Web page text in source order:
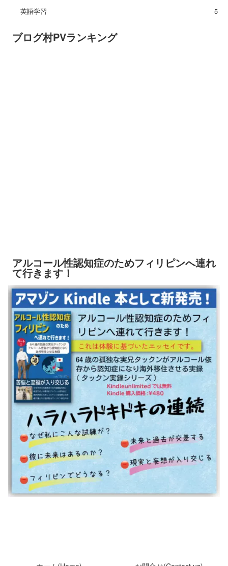
英語学習
5
ブログ村PVランキング
アルコール性認知症のためフィリピンへ連れ
て行きます！